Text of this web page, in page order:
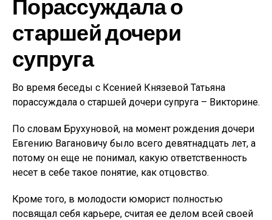
Порассуждала о
старшей дочери
супруга
Во время беседы с Ксенией Князевой Татьяна
порассуждала о старшей дочери супруга – Викторине.
По словам Брухуновой, на момент рождения дочери
Евгению Вагановичу было всего девятнадцать лет, а
потому он еще не понимал, какую ответственность
несет в себе такое понятие, как отцовство.
Кроме того, в молодости юморист полностью
посвящал себя карьере, считая ее делом всей своей